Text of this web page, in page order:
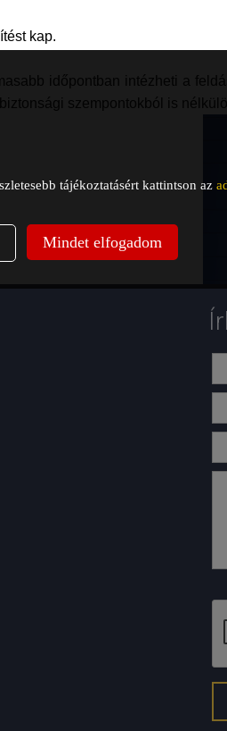
kap.
időpontban intézheti a
szempontokból is
tájékoztatásért kattintson az
Mindet elfogadom